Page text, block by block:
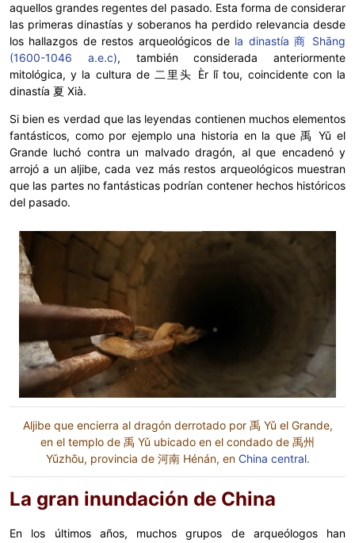
aquellos grandes regentes del pasado. Esta forma de considerar
las primeras dinastías y soberanos ha perdido relevancia desde
los hallazgos de restos arqueológicos de la dinastía 商 Shāng
(1600-1046 a.e.c), también considerada anteriormente
mitológica, y la cultura de 二里头 Èr lǐ tou, coincidente con la
dinastía 夏 Xià.
Si bien es verdad que las leyendas contienen muchos elementos
fantásticos, como por ejemplo una historia en la que 禹 Yǔ el
Grande luchó contra un malvado dragón, al que encadenó y
arrojó a un aljibe, cada vez más restos arqueológicos muestran
que las partes no fantásticas podrían contener hechos históricos
del pasado.
Aljibe que encierra al dragón derrotado por 禹 Yǔ el Grande,
en el templo de 禹 Yǔ ubicado en el condado de 禹州
Yǔzhōu, provincia de 河南 Hénán, en China central.
La gran inundación de China
En los últimos años, muchos grupos de arqueólogos han